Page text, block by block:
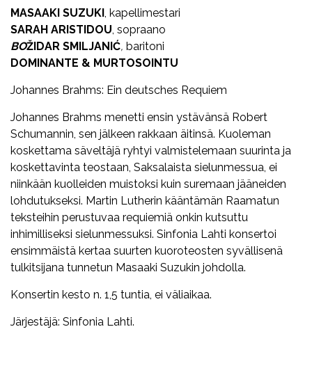
MASAAKI SUZUKI, kapellimestari
SARAH ARISTIDOU, sopraano
BOŽIDAR SMILJANIĆ, baritoni
DOMINANTE & MURTOSOINTU
Johannes Brahms: Ein deutsches Requiem
Johannes Brahms menetti ensin ystävänsä Robert
Schumannin, sen jälkeen rakkaan äitinsä. Kuoleman
koskettama säveltäjä ryhtyi valmistelemaan suurinta ja
koskettavinta teostaan, Saksalaista sielunmessua, ei
niinkään kuolleiden muistoksi kuin suremaan jääneiden
lohdutukseksi. Martin Lutherin kääntämän Raamatun
teksteihin perustuvaa requiemiä onkin kutsuttu
inhimilliseksi sielunmessuksi. Sinfonia Lahti konsertoi
ensimmäistä kertaa suurten kuoroteosten syvällisenä
tulkitsijana tunnetun Masaaki Suzukin johdolla.
Konsertin kesto n. 1,5 tuntia, ei väliaikaa.
Järjestäjä: Sinfonia Lahti.